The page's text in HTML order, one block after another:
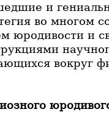
и
во многом
юродивости и
вокруг